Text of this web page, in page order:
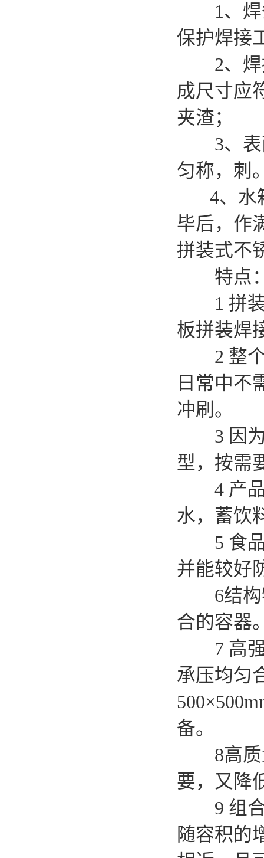
1、焊条
保护焊接
2、焊接
成尺寸应
夹渣；
3、表面
匀称，刺
4、水箱
毕后，作
拼装式不
特点
1 拼装
板拼装焊
2 整个
日常中不
冲刷。
3 因为
型，按需
4 产品
水，蓄饮
5 食品
并能较好
6结构特
合的容器
7 高强
承压均匀
备。
8高质量
要，又降
9 组合
随容积的